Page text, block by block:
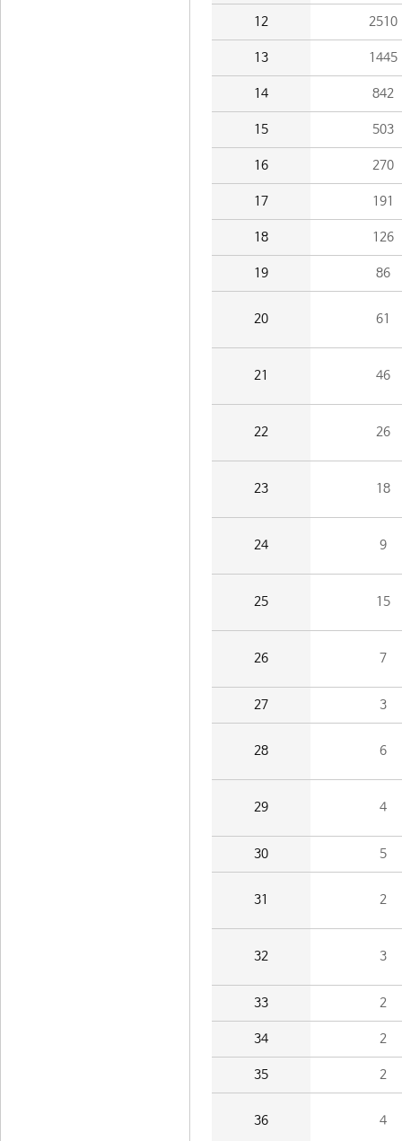
12 2510
13 1445
14 842
15 503
16 270
17 191
18 126
19 86
20 61
21 46
22 26
23 18
24 9
25 15
26 7
27 3
28 6
29 4
30 5
31 2
32 3
33 2
34 2
35 2
36 4